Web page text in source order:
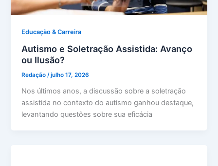
Educação & Carreira
Autismo e Soletração Assistida: Avanço
ou Ilusão?
Redação /julho 17, 2026
Nos últimos anos, a discussão sobre a soletração
assistida no contexto do autismo ganhou destaque,
levantando questões sobre sua eficácia